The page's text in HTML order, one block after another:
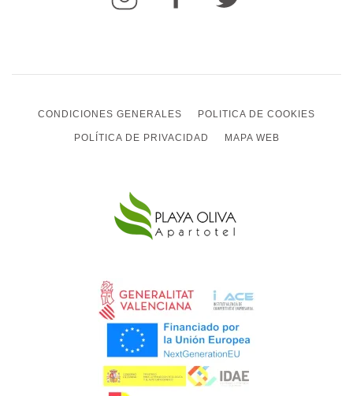
CONDICIONES GENERALES POLITICA DE COOKIES
POLÍTICA DE PRIVACIDAD MAPA WEB